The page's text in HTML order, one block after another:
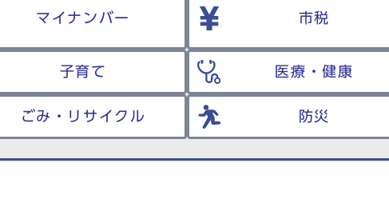
マイナンバー 市税
子育て 医療・健康
ごみ・リサイクル 防災